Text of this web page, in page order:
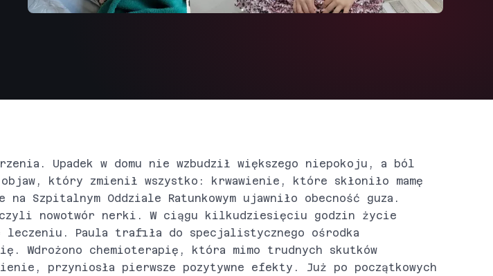
Upadek w domu nie wzbudził większego niepokoju, a ból
który zmienił wszystko: krwawienie, które skłoniło mamę
Szpitalnym Oddziale Ratunkowym ujawniło obecność guza.
nowotwór nerki. W ciągu kilkudziesięciu godzin życie
leczeniu. Paula trafiła do specjalistycznego ośrodka
Wdrożono chemioterapię, która mimo trudnych skutków
przyniosła pierwsze pozytywne efekty. Już po początkowych